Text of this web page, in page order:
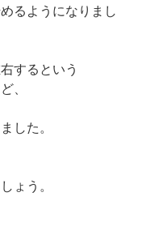
るようになりまし
するという
、
した。
ょう。